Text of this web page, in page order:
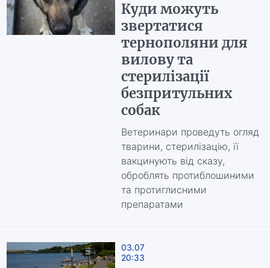
Куди можуть
звертатися
тернополяни для
вилову та
стерилізації
безпритульних
собак
Ветеринари проведуть огляд
тварини, стерилізацію, її
вакцинують від сказу,
оброблять протиблошиними
та протиглисними
препаратами
03.07
20:33